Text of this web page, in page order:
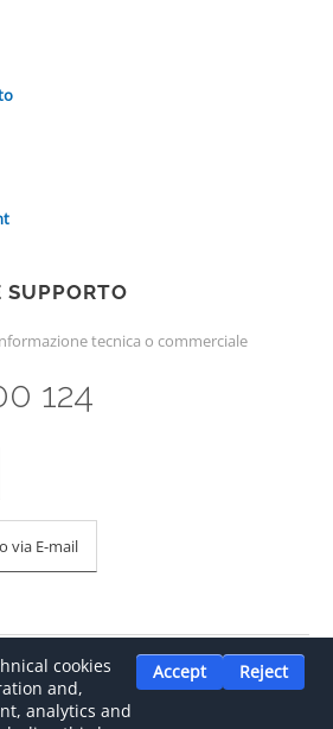
SUPPORTO
tecnica o commerciale
124
via E-mail
cookies
and,
analytics and
Accept Reject